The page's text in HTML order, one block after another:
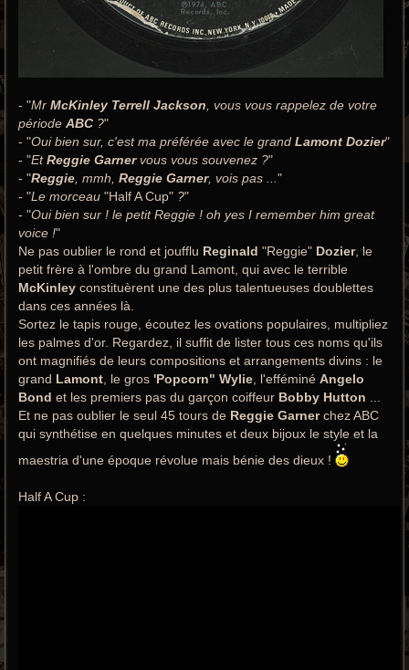
- "Mr McKinley Terrell Jackson , vous vous rappelez de votre
période ABC ?"
- "Oui bien sur, c'est ma préférée avec le grand Lamont Dozier"
- "EtReggie Garnervous vous souvenez ?"
- "Reggie , mmh, Reggie Garner, vois pas ... "
- "Le morceau "Half A Cup" ?"
- "Oui bien sur ! le petit Reggie ! oh yes I remember him great
voice !"
Ne pas oublier le rond et joufflu Reginald "Reggie" Dozier, le
petit frère à l'ombre du grand Lamont, qui avec le terrible
McKinley constituèrent une des plus talentueuses doublettes
dans ces années là.
Sortez le tapis rouge, écoutez les ovations populaires, multipliez
les palmes d'or. Regardez, il suffit de lister tous ces noms qu'ils
ont magnifiés de leurs compositions et arrangements divins : le
grand Lamont , le gros 'Popcorn" Wylie , l'efféminé Angelo
Bond et les premiers pas du garçon coiffeur Bobby Hutton
Et ne pas oublier le seul 45 tours de Reggie Garnerchez ABC
qui synthétise en quelques minutes et deux bijoux le style et la
maestria d'une époque révolue mais bénie des dieux !
Half A Cup :